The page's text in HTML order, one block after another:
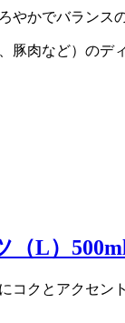
かでバランス
肉など）の
L）
クとアクセン